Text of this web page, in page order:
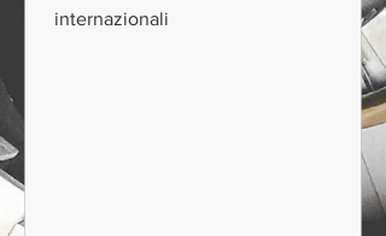
internazionali